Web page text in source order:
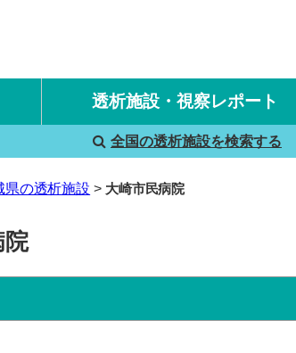
透析施設・視察レポート
国内旅行透析レポート
海外旅行透析レポート
全国の透析施設を検索する
県の透析施設 大崎市民病院
院